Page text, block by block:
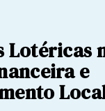
Lotéricas
e